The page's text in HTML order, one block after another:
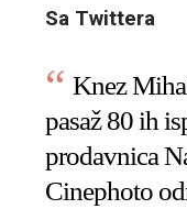
Sa Twittera
Knez
pasaž 80 ih
prodavnica
Cinephoto